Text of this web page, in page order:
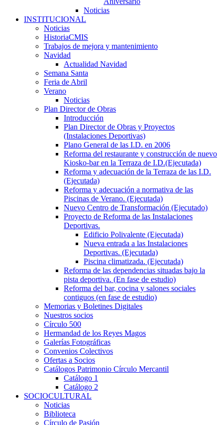
Noticias
INSTITUCIONAL
Noticias
HistoriaCMIS
Trabajos de mejora y mantenimiento
Navidad
Actualidad Navidad
Semana Santa
Feria de Abril
Verano
Noticias
Plan Director de Obras
Introducción
Plan Director de Obras y Proyectos
(Instalaciones Deportivas)
Plano General de las I.D. en 2006
Reforma del restaurante y construcción de nuevo
Kiosko-bar en la Terraza de I.D.(Ejecutada)
Reforma y adecuación de la Terraza de las I.D.
(Ejecutada)
Reforma y adecuación a normativa de las
Piscinas de Verano. (Ejecutada)
Nuevo Centro de Transformación (Ejecutado)
Proyecto de Reforma de las Instalaciones
Deportivas.
Edificio Polivalente (Ejecutada)
Nueva entrada a las Instalaciones
Deportivas. (Ejecutada)
Piscina climatizada. (Ejecutada)
Reforma de las dependencias situadas bajo la
pista deportiva. (En fase de estudio)
Reforma del bar, cocina y salones sociales
contiguos (en fase de estudio)
Memorias y Boletines Digitales
Nuestros socios
Círculo 500
Hermandad de los Reyes Magos
Galerías Fotográficas
Convenios Colectivos
Ofertas a Socios
Catálogos Patrimonio Círculo Mercantil
Catálogo 1
Catálogo 2
SOCIOCULTURAL
Noticias
Biblioteca
Círculo de Pasión